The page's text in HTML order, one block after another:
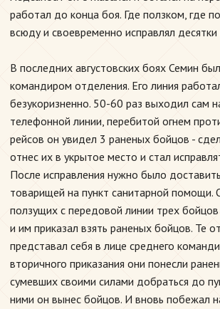
работал до конца боя. Где ползком, где
всюду и своевременно исправлял
В последних августовских боях Семин
командиром отделения. Его линия
безукоризненно. 50-60 раз выходил сам
телефонной линии, перебитой огнем
рейсов он увидел 3 раненых бойцов -
отнес их в укрытое место и стал
После исправления нужно было
товарищей на пункт санитарной помощи.
ползущих с передовой линии трех
и им приказал взять раненых бойцов. Те
представал себя в лице среднего
вторичного приказания они понесли
сумевших своими силами добраться до
ними он вынес бойцов. И вновь побежал